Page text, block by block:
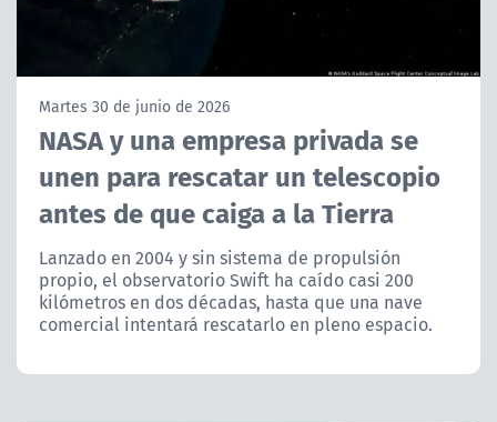
TELESERIES
ACTUALIDAD Y TENDENCIAS
CORPORATIVO Y TRANSPARENCIA
CANAL DE DENUNCIAS
ÁREA DE PROYECTOS
Martes 30 de junio de 2026
NASA y una empresa privada se
unen para rescatar un telescopio
antes de que caiga a la Tierra
Lanzado en 2004 y sin sistema de propulsión
propio, el observatorio Swift ha caído casi 200
kilómetros en dos décadas, hasta que una nave
comercial intentará rescatarlo en pleno espacio.